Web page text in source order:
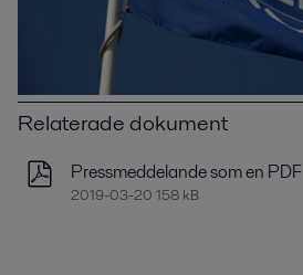
Relaterade dokument
Pressmeddelande som en PDF
2019-03-20 158 kB